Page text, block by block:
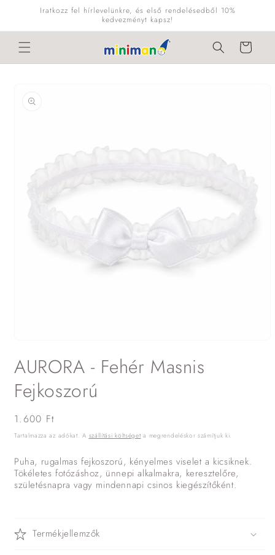
Ugrás aIratkozz fel hírlevelünkre, és első rendelésedből 10%
kedvezményt kapsz!
Kosár
ugrás a
termékadatokra
megnyitása
a
modális
párbeszédpanelen
AURORA - Fehér Masnis
Fejkoszorú
Normál
ár
1.600 Ft
Tartalmazza az adókat. A szállítási költséget a megrendeléskor számítjuk ki.
Puha, rugalmas fejkoszorú, kényelmes viselet a kicsiknek.
Tökéletes fotózáshoz, ünnepi alkalmakra, keresztelőre,
születésnapra vagy mindennapi csinos kiegészítőként.
Termékjellemzők